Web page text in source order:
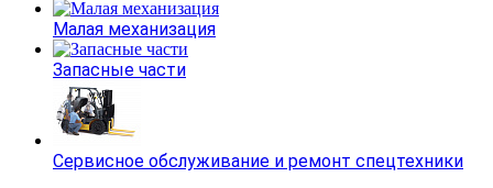
Малая механизация
Запасные части
Сервисное обслуживание и ремонт спецтехники